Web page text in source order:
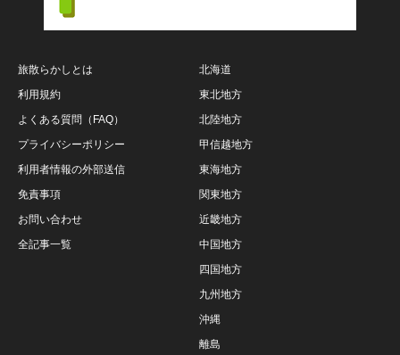
旅散らかしとは
利用規約
よくある質問（FAQ）
プライバシーポリシー
利用者情報の外部送信
免責事項
お問い合わせ
全記事一覧
北海道
東北地方
北陸地方
甲信越地方
東海地方
関東地方
近畿地方
中国地方
四国地方
九州地方
沖縄
離島